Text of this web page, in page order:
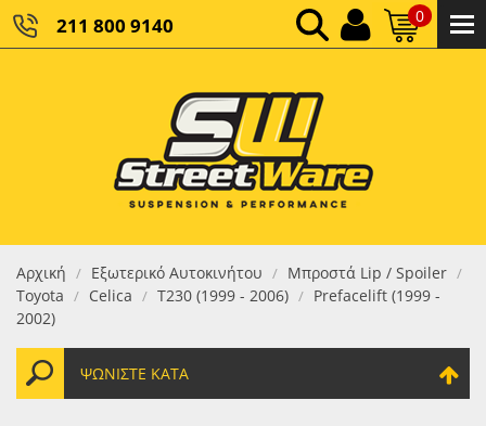
211 800 9140 0
ΚΑΘΑΡΌ ΣΎΝΟΛΟ:
ΤΕΛΙΚΌ ΣΎΝΟΛΟ:0,00 €
Αρχική / Εξωτερικό Αυτοκινήτου / Μπροστά Lip / Spoiler /
Toyota / Celica / T230 (1999 - 2006) / Prefacelift (1999 -
2002)
ΨΩΝΊΣΤΕ ΚΑΤΆ